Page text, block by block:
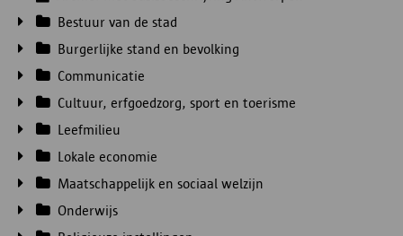
Bestuur van de stad
Burgerlijke stand en bevolking
Communicatie
Cultuur, erfgoedzorg, sport en toerisme
Leefmilieu
Lokale economie
Maatschappelijk en sociaal welzijn
Onderwijs